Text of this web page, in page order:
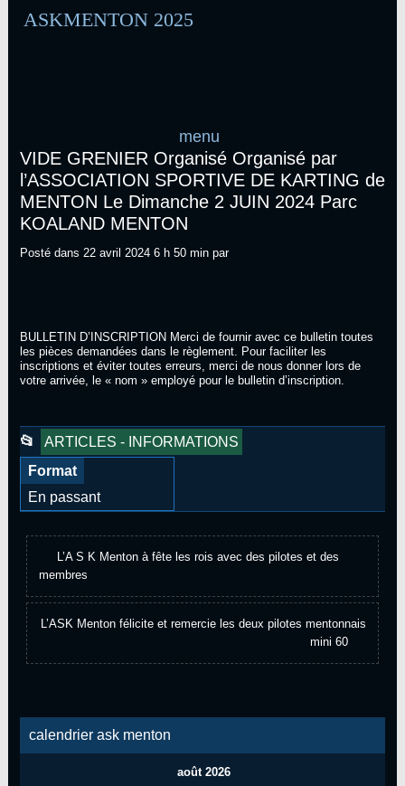
ASKMENTON 2025
menu
VIDE GRENIER Organisé Organisé par
l’ASSOCIATION SPORTIVE DE KARTING de
MENTON Le Dimanche 2 JUIN 2024 Parc
KOALAND MENTON
Posté dans 22 avril 2024 6 h 50 min par
BULLETIN D’INSCRIPTION Merci de fournir avec ce bulletin toutes
les pièces demandées dans le règlement. Pour faciliter les
inscriptions et éviter toutes erreurs, merci de nous donner lors de
votre arrivée, le « nom » employé pour le bulletin d’inscription.
📂
Cet
article
a
été
publié
dans
ARTICLES - INFORMATIONS
Format
En passant
L’A S K Menton à fête les rois avec des pilotes et des
membres
L’ASK Menton félicite et remercie les deux pilotes mentonnais
mini 60
calendrier ask menton
août 2026